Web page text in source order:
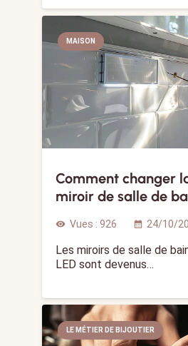
MAISON
Comment changer
miroir de salle de
visibility Vues : 926 calendar_month 24/10/
Les miroirs de salle de
LED sont devenus…
LE MÉTIER DE BIJOUTIER